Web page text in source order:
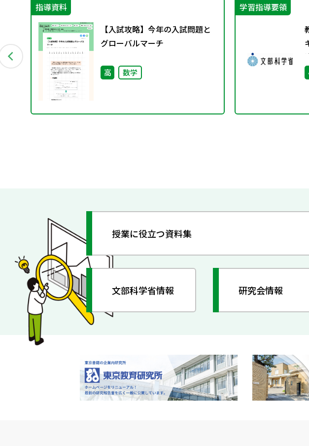
指導資料
【入試攻略】今年の入試問題と
グローバルマーチ
高 数学
学習指導要領
授業に役立つ資料集
文部科学省情報 研究会情報